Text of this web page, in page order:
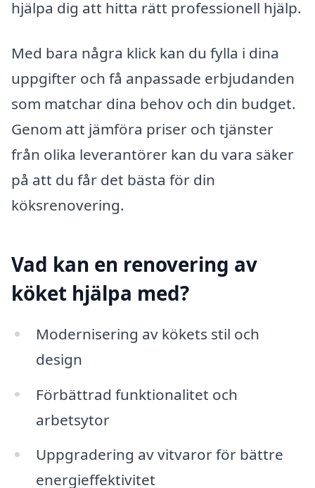
hjälpa dig att hitta rätt professionell hjälp.
Med bara några klick kan du fylla i dina
uppgifter och få anpassade erbjudanden
som matchar dina behov och din budget.
Genom att jämföra priser och tjänster
från olika leverantörer kan du vara säker
på att du får det bästa för din
köksrenovering.
Vad kan en renovering av
köket hjälpa med?
Modernisering av kökets stil och
design
Förbättrad funktionalitet och
arbetsytor
Uppgradering av vitvaror för bättre
energieffektivitet